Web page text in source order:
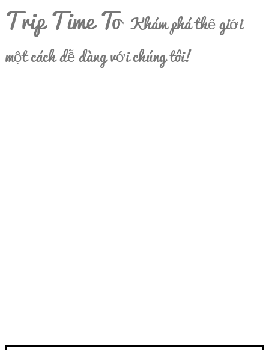
Trip Time To Khám phá thế giới
một cách dễ dàng với chúng tôi!